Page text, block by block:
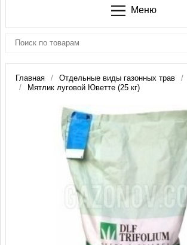
Меню
Главная Отдельные виды газонных трав
Мятлик луговой Юветте (25 кг)